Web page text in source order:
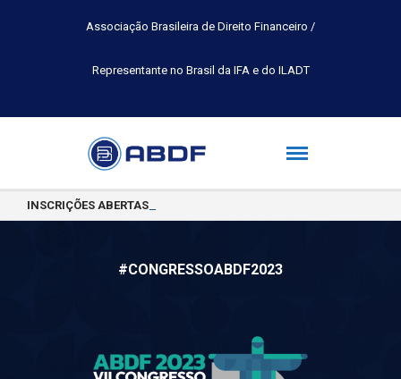
Associação Brasileira de Direito Financeiro /
Representante no Brasil da IFA e do ILADT
INSCRIÇÕES ABERTAS PARA A TURMA 2026.2 DA PÓS-
#CONGRESSOABDF2023